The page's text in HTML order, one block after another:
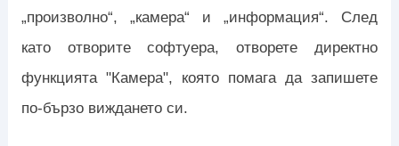
„произволно“, „камера“ и „информация“. След
като отворите софтуера, отворете директно
функцията "Камера", която помага да запишете
по-бързо виждането си.